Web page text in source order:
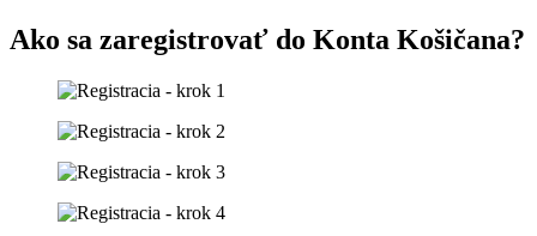
Ako sa zaregistrovať do Konta Košičana?